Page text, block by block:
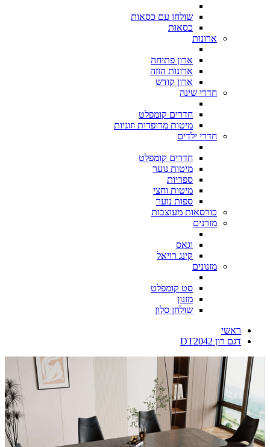
שולחן עם כסאות
כסאות
ארונות
ארון פתיחה
ארונות הזזה
ארון קודש
חדרי שינה
חדרים קומפלט
מיטות מרופדות וזוגיות
חדרי ילדים
חדרים קומפלט
מיטות נוער
ספריות
מיטות וחצי
ספות נוער
כורסאות מעוצבות
מזרנים
וגאס
קינג רויאל
מזנונים
סט קומפלט
מזנון
שולחן סלון
ראשי
דגם רון DT2042